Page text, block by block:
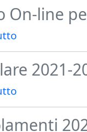
On-line
2021-